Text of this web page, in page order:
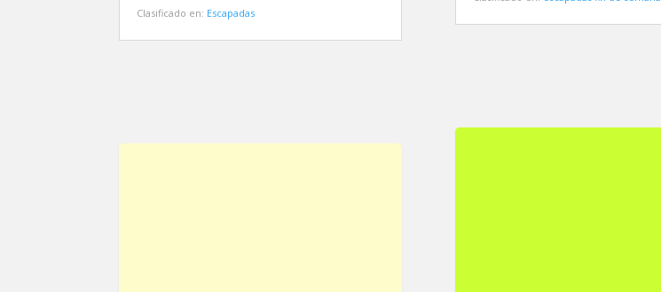
Clasificado en: Escapadas